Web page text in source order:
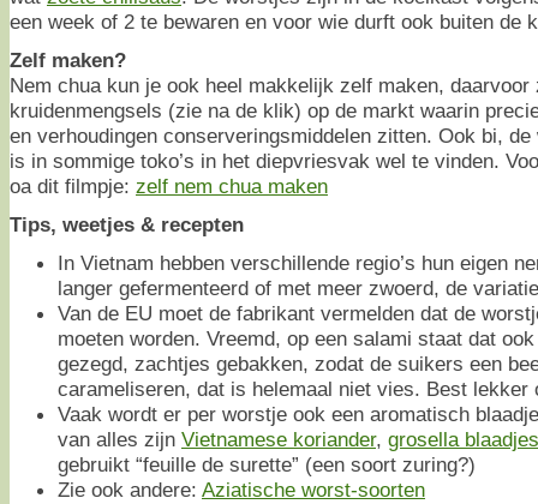
een week of 2 te bewaren en voor wie durft ook buiten de
Zelf maken?
Nem chua kun je ook heel makkelijk zelf maken,
kruidenmengsels (zie na de klik) op de markt waarin
en verhoudingen conserveringsmiddelen zitten. Ook bi,
is in sommige toko’s in het diepvriesvak wel te vinden.
oa dit filmpje: zelf nem chua maken
Tips, weetjes & recepten
In Vietnam hebben verschillende regio’s hun eigen
langer gefermenteerd of met meer zwoerd, de
Van de EU moet de fabrikant vermelden dat de
moeten worden. Vreemd, op een salami staat dat
gezegd, zachtjes gebakken, zodat de suikers een
carameliseren, dat is helemaal niet vies. Best lekker
Vaak wordt er per worstje ook een aromatisch
van alles zijn Vietnamese koriander, grosella blaadjes
gebruikt “feuille de surette” (een soort zuring?)
Zie ook andere: Aziatische worst-soorten